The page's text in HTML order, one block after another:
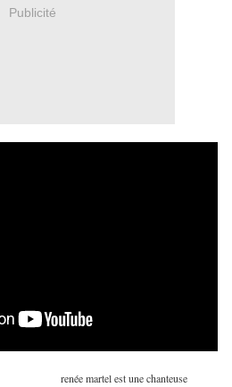
Publicité
renée martel est une chanteuse